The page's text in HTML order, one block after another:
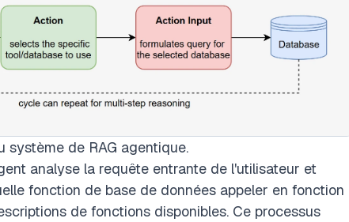
système de RAG agentique.
analyse la requête entrante de l'utilisateur et
fonction de base de données appeler en fonction
de fonctions disponibles. Ce processus